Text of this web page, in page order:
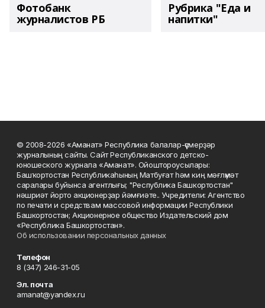
Фотобанк
журналистов РБ
Рубрика "Еда и
напитки"
© 2008-2026 «Аманат» Республика балалар-үҫмерҙәр
журналының сайты. Сайт Республиканского детско-
юношеского журнала «Аманат». Ойоштороусылары:
Башҡортостан Республикаһының Матбуғат һәм киң мәғлүмәт
саралары буйынса агентлығы; "Республика Башкортостан"
нәшриәт йорто акционерҙар йәмғиәте.. Учредители: Агентство
по печати и средствам массовой информации Республики
Башкортостан; Акционерное общество Издательский дом
«Республика Башкортостан».
Об использовании персональных данных
Телефон
8 (347) 246-31-05
Эл. почта
amanat@yandex.ru